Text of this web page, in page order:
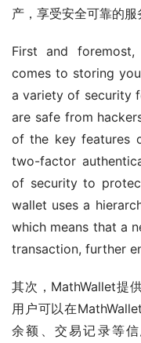
产，享受安全可靠的服
First and
comes to storing
a variety of security
are safe from
of the key features
two-factor
of security to
wallet uses a
which means that a
transaction, further
其次，MathWallet提
用户可以在
余额、交易记录等